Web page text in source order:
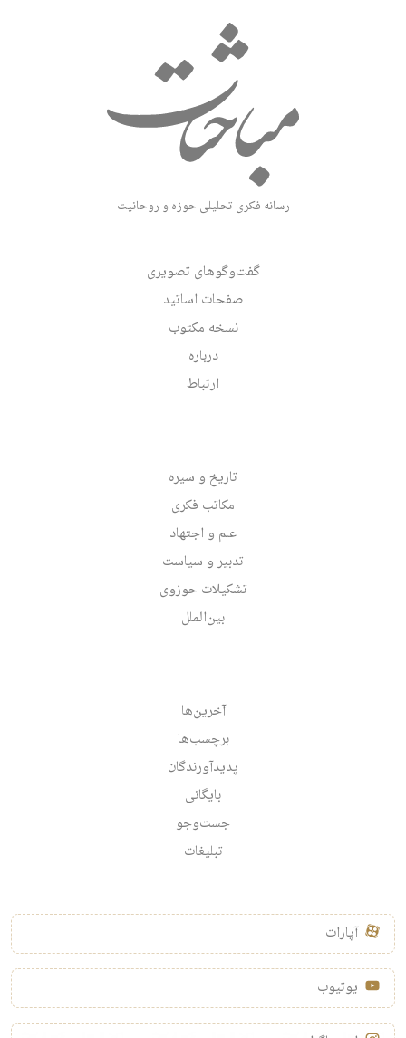
رسانه فکری تحلیلی حوزه و روحانیت
گفت‌وگوهای تصویری
صفحات اساتید
نسخه مکتوب
درباره
ارتباط
تاریخ و سیره
مکاتب فکری
علم و اجتهاد
تدبیر و سیاست
تشکیلات حوزوی
بین‌الملل
آخرین‌ها
برچسب‌ها
پدیدآورندگان
بایگانی
جست‌وجو
تبلیغات
آپارات
یوتیوب